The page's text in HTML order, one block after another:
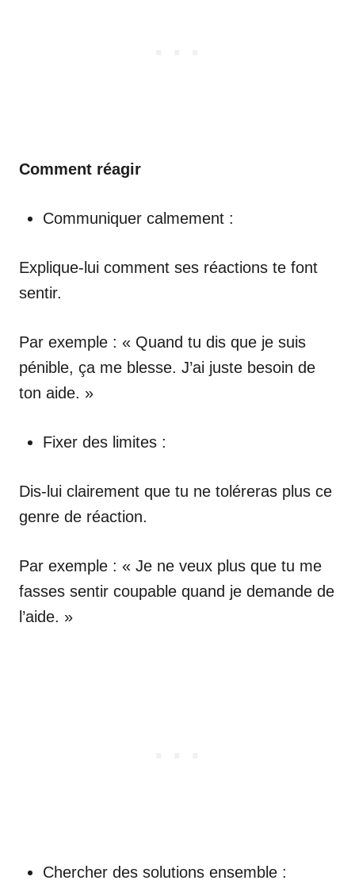
Comment réagir
Communiquer calmement :
Explique-lui comment ses réactions te font
sentir.
Par exemple : « Quand tu dis que je suis
pénible, ça me blesse. J’ai juste besoin de
ton aide. »
Fixer des limites :
Dis-lui clairement que tu ne toléreras plus ce
genre de réaction.
Par exemple : « Je ne veux plus que tu me
fasses sentir coupable quand je demande de
l’aide. »
Chercher des solutions ensemble :